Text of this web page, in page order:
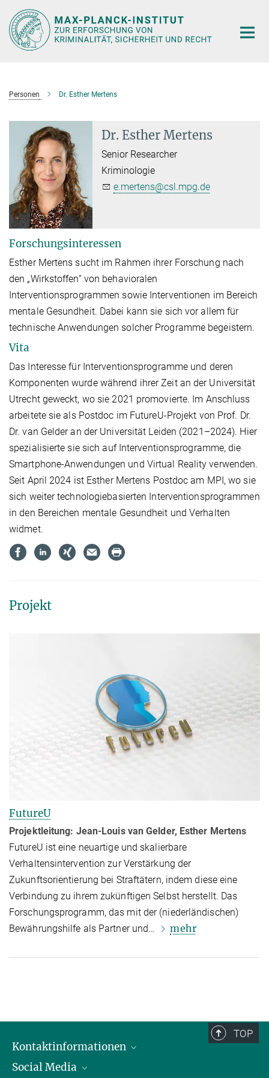
Hauptinhalt
Personen Dr. Esther Mertens
Dr. Esther Mertens
Senior Researcher
Kriminologie
e.mertens@csl.mpg.de
Forschungsinteressen
Esther Mertens sucht im Rahmen ihrer Forschung nach
den „Wirkstoffen“ von behavioralen
Interventionsprogrammen sowie Interventionen im Bereich
mentale Gesundheit. Dabei kann sie sich vor allem für
technische Anwendungen solcher Programme begeistern.
Vita
Das Interesse für Interventionsprogramme und deren
Komponenten wurde während ihrer Zeit an der Universität
Utrecht geweckt, wo sie 2021 promovierte. Im Anschluss
arbeitete sie als Postdoc im FutureU-Projekt von Prof. Dr.
Dr. van Gelder an der Universität Leiden (2021–2024). Hier
spezialisierte sie sich auf Interventionsprogramme, die
Smartphone-Anwendungen und Virtual Reality verwenden.
Seit April 2024 ist Esther Mertens Postdoc am MPI, wo sie
sich weiter technologiebasierten Interventionsprogrammen
in den Bereichen mentale Gesundheit und Verhalten
widmet.
Projekt
FutureU
Projektleitung: Jean-Louis van Gelder, Esther Mertens
FutureU ist eine neuartige und skalierbare
Verhaltensintervention zur Ver­stär­kung der
Zukunftsorientierung bei Straf­tätern, indem diese eine
Verbindung zu ihrem zukünftigen Selbst herstellt. Das
Forschungsprogramm, das mit der (nie­der­ländischen)
Bewährungshilfe als Partner und…
mehr
TOP
Kontaktinformationen
Öffnungszeiten & Anfahrt
Social Media